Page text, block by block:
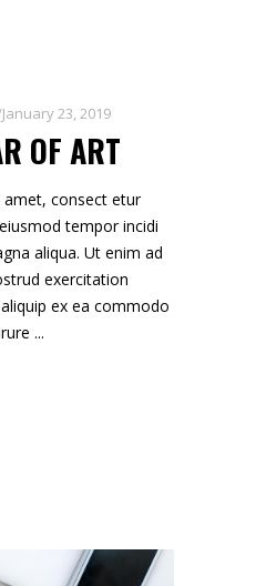
January 23, 2019
OF ART
consect etur
tempor incidi
aliqua. Ut enim ad
exercitation
ex ea commodo